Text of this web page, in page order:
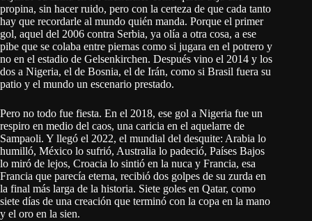
propina, sin hacer ruido, pero con la certeza de que cada tanto
hay que recordarle al mundo quién manda. Porque el primer
gol, aquel del 2006 contra Serbia, ya olía a otra cosa, a ese
pibe que se colaba entre piernas como si jugara en el potrero y
no en el estadio de Gelsenkirchen. Después vino el 2014 y los
dos a Nigeria, el de Bosnia, el de Irán, como si Brasil fuera su
patio y el mundo un escenario prestado.
Pero no todo fue fiesta. En el 2018, ese gol a Nigeria fue un
respiro en medio del caos, una caricia en el aquelarre de
Sampaoli. Y llegó el 2022, el mundial del desquite: Arabia lo
humilló, México lo sufrió, Australia lo padeció, Países Bajos
lo miró de lejos, Croacia lo sintió en la nuca y Francia, esa
Francia que parecía eterna, recibió dos golpes de su zurda en
la final más larga de la historia. Siete goles en Qatar, como
siete días de una creación que terminó con la copa en la mano
y el oro en la sien.